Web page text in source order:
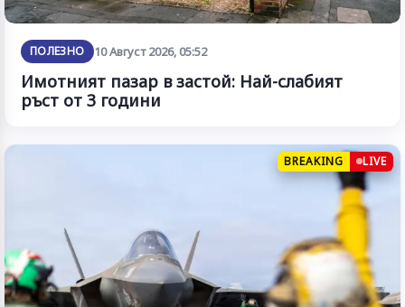
ПОЛЕЗНО 10 Август 2026, 05:52
Имотният пазар в застой: Най-слабият
ръст от 3 години
BREAKING LIVE